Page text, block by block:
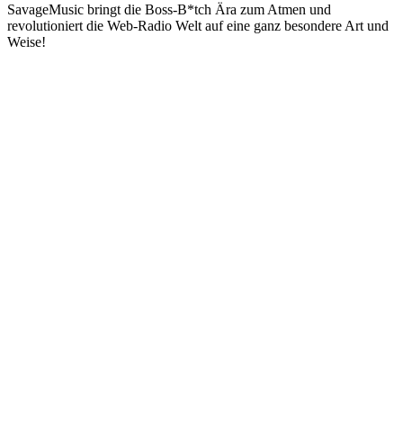
SavageMusic bringt die Boss-B*tch Ära zum Atmen und
revolutioniert die Web-Radio Welt auf eine ganz besondere Art und
Weise!